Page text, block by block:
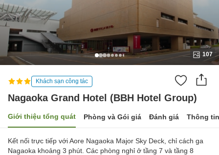
107
Khách sạn công tác
Nagaoka Grand Hotel (BBH Hotel Group)
Giới thiệu tổng quát Phòng và Gói giá Đánh giá Thông
Kết nối trực tiếp với Aore Nagaoka Major Sky Deck, chỉ cách ga
Nagaoka khoảng 3 phút. Các phòng nghỉ ở tầng 7 và tầng 8